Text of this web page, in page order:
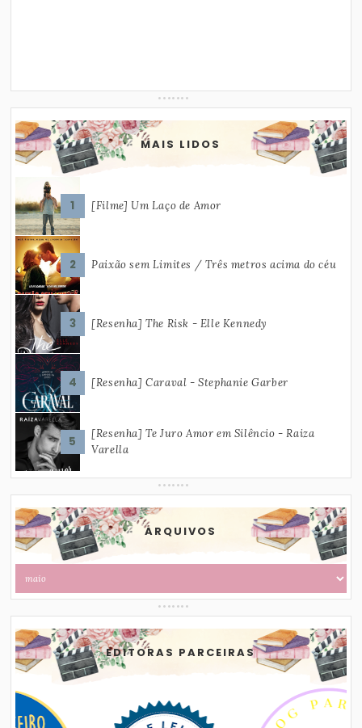
MAIS LIDOS
[Filme] Um Laço de Amor
Paixão sem Limites / Três metros acima do céu
[Resenha] The Risk - Elle Kennedy
[Resenha] Caraval - Stephanie Garber
[Resenha] Te Juro Amor em Silêncio - Raiza
Varella
ARQUIVOS
EDITORAS PARCEIRAS